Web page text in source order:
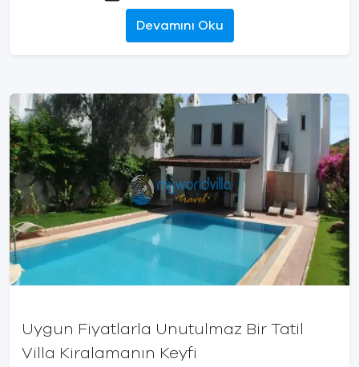
Devamını Oku
Uygun Fiyatlarla Unutulmaz Bir Tatil
Villa Kiralamanın Keyfi